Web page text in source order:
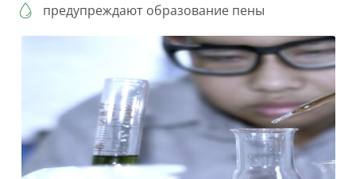
предупреждают образование пены